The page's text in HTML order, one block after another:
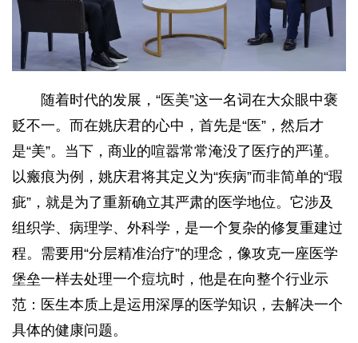
随着时代的发展，“医美”这一名词在大众眼中褒
贬不一。而在姚庆君的心中，首先是“医”，然后才
是“美”。当下，商业的喧嚣常常淹没了医疗的严谨。
以瘢痕为例，姚庆君将其定义为“疾病”而非简单的“瑕
疵”，就是为了重新确立其严肃的医学地位。它涉及
组织学、病理学、外科学，是一个复杂的修复重建过
程。需要用“分层精准治疗”的理念，像攻克一座医学
堡垒一样去处理一个痘坑时，他是在向整个行业示
范：医生本质上是运用深厚的医学知识，去解决一个
具体的健康问题。